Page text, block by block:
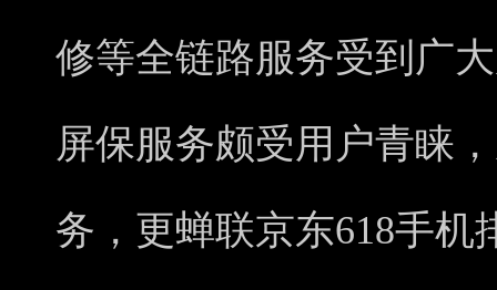
修等全链路服务受到广
屏保服务颇受用户青睐
务，更蝉联京东618手